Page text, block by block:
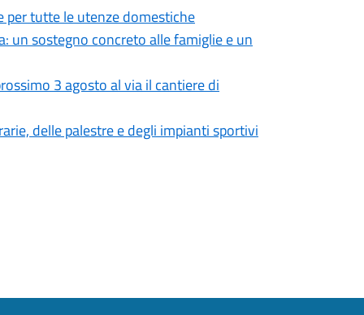
per tutte le utenze domestiche
un sostegno concreto alle famiglie e un
3 agosto al via il cantiere di
delle palestre e degli impianti sportivi